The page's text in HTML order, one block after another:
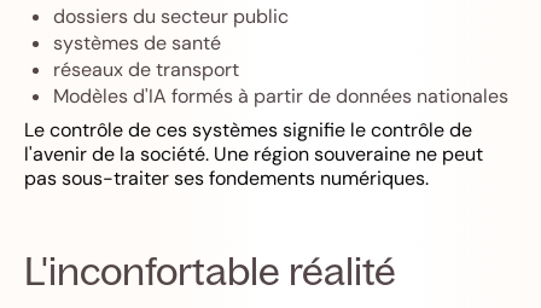
dossiers du secteur public
systèmes de santé
réseaux de transport
Modèles d'IA formés à partir de données nationales
Le contrôle de ces systèmes signifie le contrôle de
l'avenir de la société. Une région souveraine ne peut
pas sous-traiter ses fondements numériques.
L'inconfortable réalité